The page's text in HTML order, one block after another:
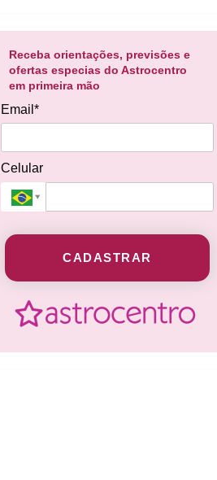
Receba orientações, previsões e
ofertas especias do Astrocentro
em primeira mão
Email*
Celular
CADASTRAR